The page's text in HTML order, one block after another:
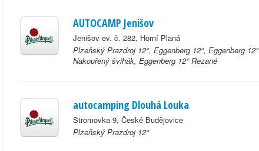
AUTOCAMP Jenišov
Jenišov ev. č. 282, Horní Planá
Plzeňský Prazdroj 12°, Eggenberg 12°, Eggenberg 12°
Nakouřený švihák, Eggenberg 12° Řezané
autocamping Dlouhá Louka
Stromovka 9, České Budějovice
Plzeňský Prazdroj 12°